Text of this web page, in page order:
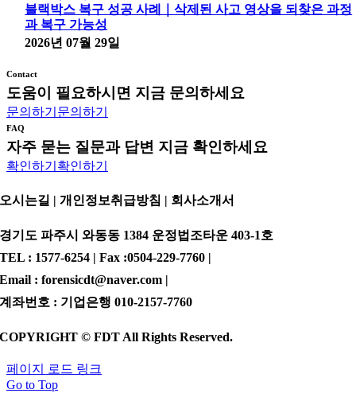
블랙박스 복구 성공 사례｜삭제된 사고 영상을 되찾은 과정
과 복구 가능성
2026년 07월 29일
Contact
도움이 필요하시면 지금 문의하세요
문의하기 문의하기
FAQ
자주 묻는 질문과 답변 지금 확인하세요
확인하기 확인하기
오시는길 | 개인정보취급방침 | 회사소개서
경기도 파주시 와동동 1384 운정법조타운 403-1호
TEL : 1577-6254 | Fax :0504-229-7760 |
Email : forensicdt@naver.com |
계좌번호 : 기업은행 010-2157-7760
COPYRIGHT © FDT All Rights Reserved.
페이지 로드 링크
Go to Top